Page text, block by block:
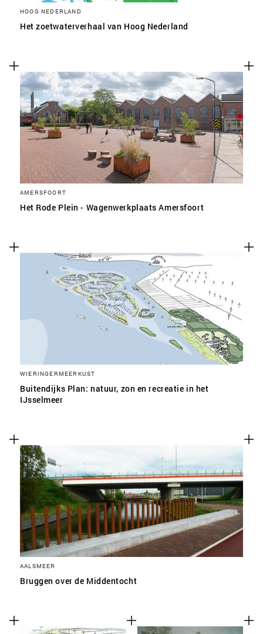
HOOG NEDERLAND
Het zoetwaterverhaal van Hoog Nederland
AMERSFOORT
Het Rode Plein - Wagenwerkplaats Amersfoort
WIERINGERMEERKUST
Buitendijks Plan: natuur, zon en recreatie in het
IJsselmeer
AALSMEER
Bruggen over de Middentocht